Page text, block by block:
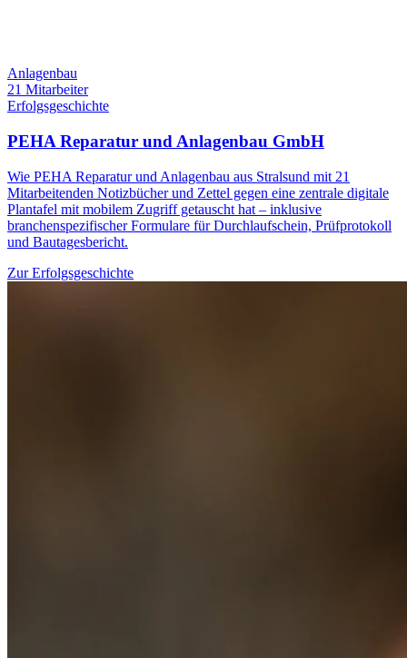
Anlagenbau
21 Mitarbeiter
Erfolgsgeschichte
PEHA Reparatur und Anlagenbau GmbH
Wie PEHA Reparatur und Anlagenbau aus Stralsund mit 21
Mitarbeitenden Notizbücher und Zettel gegen eine zentrale digitale
Plantafel mit mobilem Zugriff getauscht hat – inklusive
branchenspezifischer Formulare für Durchlaufschein, Prüfprotokoll
und Bautagesbericht.
Zur Erfolgsgeschichte